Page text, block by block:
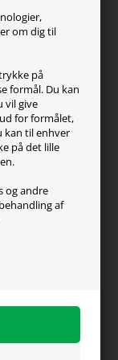
om dig til
på
formål. Du kan
vil give
for formålet,
kan til enhver
på det lille
og andre
af